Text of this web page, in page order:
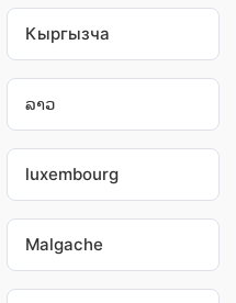
Кыргызча
ລາວ
luxembourg
Malgache